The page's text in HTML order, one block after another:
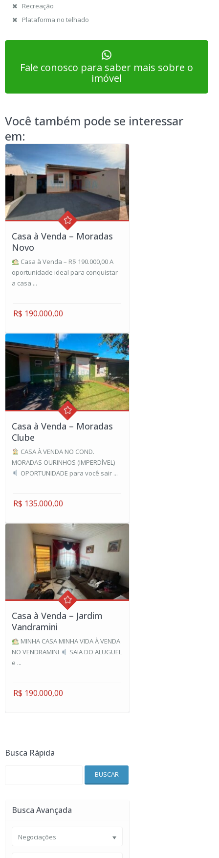
Recreação
Plataforma no telhado
Fale conosco para saber mais sobre o
imóvel
Você também pode se interessar
em:
Casa à Venda – Moradas
Novo
Casa à Venda – R$ 190.000,00 A
oportunidade ideal para conquistar
a casa ...
R$ 190.000,00
Casa à Venda – Moradas
Clube
CASA À VENDA NO COND.
MORADAS OURINHOS (IMPERDÍVEL)
OPORTUNIDADE para você sair ...
R$ 135.000,00
Casa à Venda – Jardim
Vandramini
MINHA CASA MINHA VIDA À VENDA
NO VENDRAMINI
SAIA DO ALUGUEL
e ...
R$ 190.000,00
Busca Rápida
BUSCAR
Busca Avançada
Negociações